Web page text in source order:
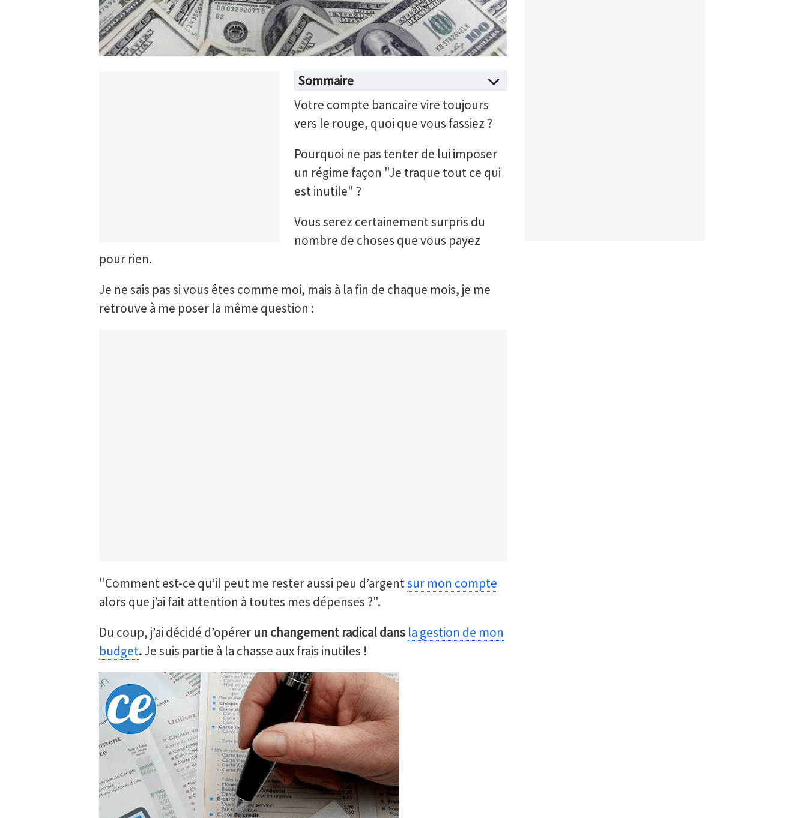
Sommaire
Votre compte bancaire vire toujours
vers le rouge, quoi que vous fassiez ?
Pourquoi ne pas tenter de lui imposer
un régime façon "Je traque tout ce qui
est inutile" ?
Vous serez certainement surpris du
nombre de choses que vous payez
pour rien.
Je ne sais pas si vous êtes comme moi, mais à la fin de chaque mois, je me
retrouve à me poser la même question :
"Comment est-ce qu’il peut me rester aussi peu d’argentsur mon compte
alors que j’ai fait attention à toutes mes dépenses ?".
Du coup, j’ai décidé d’opérer un changement radical dans la gestion de mon
budget.Je suis partie à la chasse aux frais inutiles !